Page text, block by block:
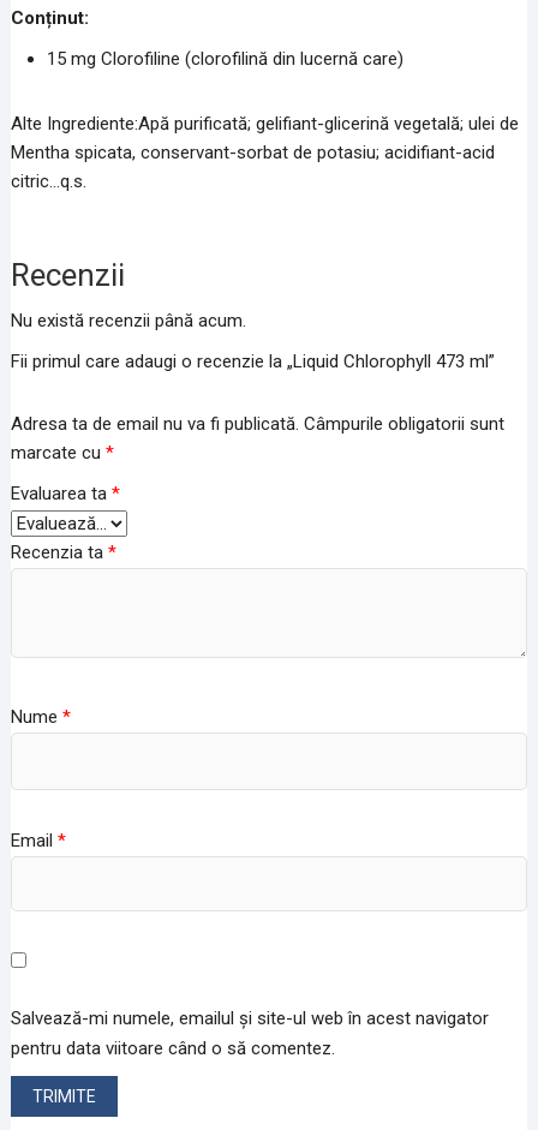
Conținut:
15 mg Clorofiline (clorofilină din lucernă care)
Alte Ingrediente:Apă purificată; gelifiant-glicerină vegetală; ulei de
Mentha spicata, conservant-sorbat de potasiu; acidifiant-acid
citric…q.s.
Recenzii
Nu există recenzii până acum.
Fii primul care adaugi o recenzie la „Liquid Chlorophyll 473 ml”
Adresa ta de email nu va fi publicată. Câmpurile obligatorii sunt
marcate cu *
Evaluarea ta *
Recenzia ta *
Nume *
Email *
Salvează-mi numele, emailul și site-ul web în acest navigator
pentru data viitoare când o să comentez.